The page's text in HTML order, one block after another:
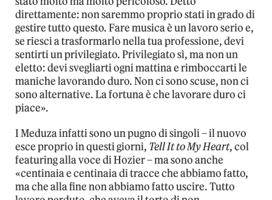
direttamente: non saremmo proprio stati in grado di
gestire tutto questo. Fare musica è un lavoro serio e,
se riesci a trasformarlo nella tua professione, devi
sentirti un privilegiato. Privilegiato sì, ma non un
eletto: devi svegliarti ogni mattina e rimboccarti le
maniche lavorando duro. Non ci sono scuse, non ci
sono alternative. La fortuna è che lavorare duro ci
piace».
I Meduza infatti sono un pugno di singoli – il nuovo
esce proprio in questi giorni, Tell It to My Heart, col
featuring alla voce di Hozier – ma sono anche
«centinaia e centinaia di tracce che abbiamo fatto,
ma che alla fine non abbiamo fatto uscire. Tutto